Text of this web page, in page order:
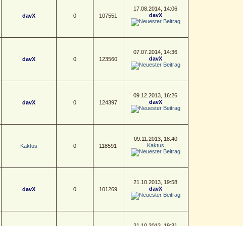
davX 0 107551
17.08.2014, 14:06
davX
davX 0 123560
07.07.2014, 14:36
davX
davX 0 124397
09.12.2013, 16:26
davX
Kaktus 0 118591
09.11.2013, 18:40
Kaktus
davX 0 101269
21.10.2013, 19:58
davX